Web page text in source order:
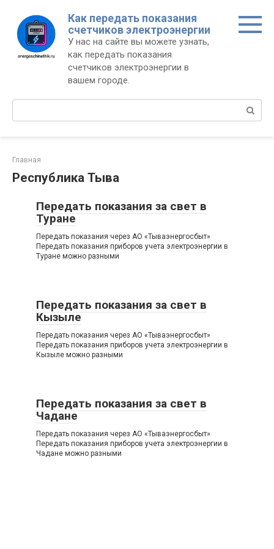
контенту
Как передать показания
счетчиков электроэнергии
У нас на сайте вы можете узнать,
как передать показания
счетчиков электроэнергии в
вашем городе.
Поиск:
Главная
Республика Тыва
Передать показания за свет в
Туране
Передать показания через АО «Тываэнергосбыт»
Передать показания приборов учета электроэнергии в
Туране можно разными
Передать показания за свет в
Кызыле
Передать показания через АО «Тываэнергосбыт»
Передать показания приборов учета электроэнергии в
Кызыле можно разными
Передать показания за свет в
Чадане
Передать показания через АО «Тываэнергосбыт»
Передать показания приборов учета электроэнергии в
Чадане можно разными